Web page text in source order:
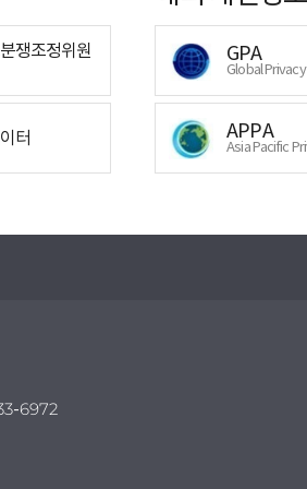
쟁조정위원
터
GPA
Global
APPA
Asia Pacific
6972